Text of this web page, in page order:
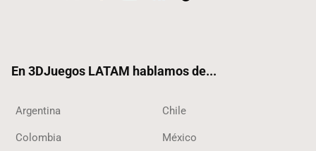
En 3DJuegos LATAM hablamos de...
Argentina Chile
Colombia México